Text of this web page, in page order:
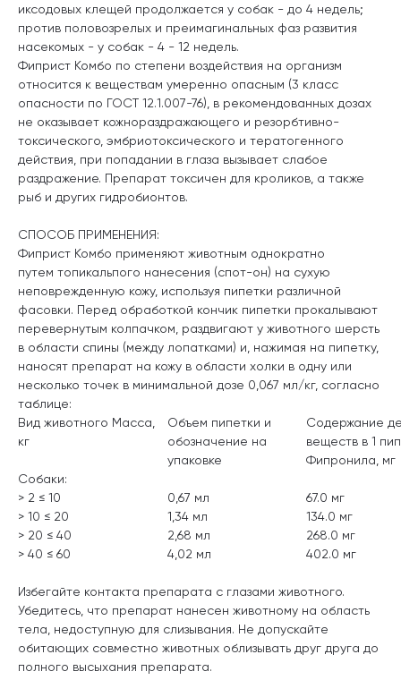
иксодовых клещей продолжается у собак - до 4 недель;
против половозрелых и преимагинальных фаз развития
насекомых - у собак - 4 - 12 недель.
Фиприст Комбо по степени воздействия на организм
относится к веществам умеренно опасным (3 класс
опасности по ГОСТ 12.1.007-76), в рекомендованных дозах
не оказывает кожнораздражающего и резорбтивно-
токсического, эмбриотоксического и тератогенного
действия, при попадании в глаза вызывает слабое
раздражение. Препарат токсичен для кроликов, а также
рыб и других гидробионтов.
СПОСОБ ПРИМЕНЕНИЯ:
Фиприст Комбо применяют животным однократно
путем топикальпого нанесения (спот-он) на сухую
неповрежденную кожу, используя пипетки различной
фасовки. Перед обработкой кончик пипетки прокалывают
перевернутым колпачком, раздвигают у животного шерсть
в области спины (между лопатками) и, нажимая на пипетку,
наносят препарат на кожу в области холки в одну или
несколько точек в минимальной дозе 0,067 мл/кг, согласно
таблице:
Вид животного Масса,
кг
Объем пипетки и
обозначение на
упаковке
Содержание
веществ в 1
Фипронила, мг
Собаки:
> 2 ≤ 10
0,67 мл
67.0 мг
> 10 ≤ 20
1,34 мл
134.0 мг
> 20 ≤ 40
2,68 мл
268.0 мг
> 40 ≤ 60
4,02 мл 402.0 мг
Избегайте контакта препарата с глазами животного.
Убедитесь, что препарат нанесен животному на область
тела, недоступную для слизывания. Не допускайте
обитающих совместно животных облизывать друг друга до
полного высыхания препарата.